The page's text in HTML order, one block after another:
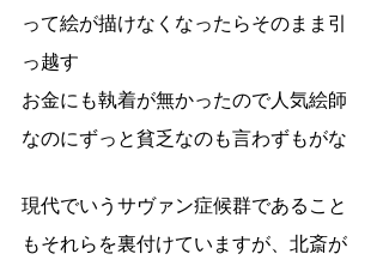
って絵が描けなくなったらそのまま引
っ越す
お金にも執着が無かったので人気絵師
なのにずっと貧乏なのも言わずもがな
現代でいうサヴァン症候群であること
もそれらを裏付けていますが、北斎が